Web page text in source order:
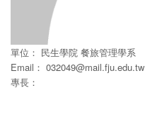
單位： 民生學院 餐旅管理學系
Email： 032049@mail.fju.edu.tw
專長：